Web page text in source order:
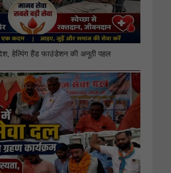
हेल्पिंग हैंड फाउंडेशन की अनूठी पहल